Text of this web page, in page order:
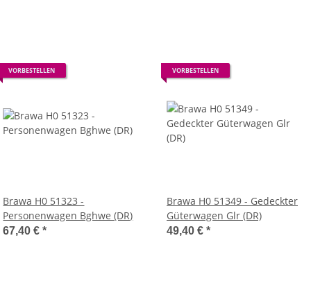
VORBESTELLEN
Brawa H0 51323 -
Personenwagen Bghwe (DR)
67,40 €*
VORBESTELLEN
Brawa H0 51349 - Gedeckter
Güterwagen Glr (DR)
49,40 € *